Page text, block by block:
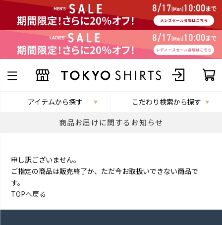
アイテムから探す こだわり検索から探す
商品お届けに関するお知らせ
申し訳ございません。
ご指定の商品は販売終了か、ただ今お取扱いできない商品で
す。
TOPへ戻る